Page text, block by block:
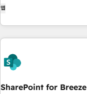
앱
SharePoint for Breeze